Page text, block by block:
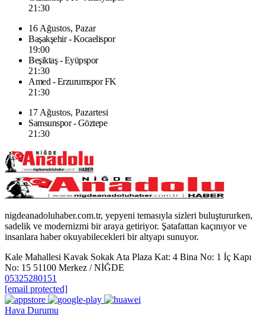
21:30
16 Ağustos, Pazar
Başakşehir - Kocaelispor
19:00
Beşiktaş - Eyüpspor
21:30
Amed - Erzurumspor FK
21:30
17 Ağustos, Pazartesi
Samsunspor - Göztepe
21:30
nigdeanadoluhaber.com.tr, yepyeni temasıyla sizleri buluştururken,
sadelik ve modernizmi bir araya getiriyor. Şatafattan kaçınıyor ve
insanlara haber okuyabilecekleri bir altyapı sunuyor.
Kale Mahallesi Kavak Sokak Ata Plaza Kat: 4 Bina No: 1 İç Kapı
No: 15 51100 Merkez / NİĞDE
05325280151
[email protected]
Hava Durumu